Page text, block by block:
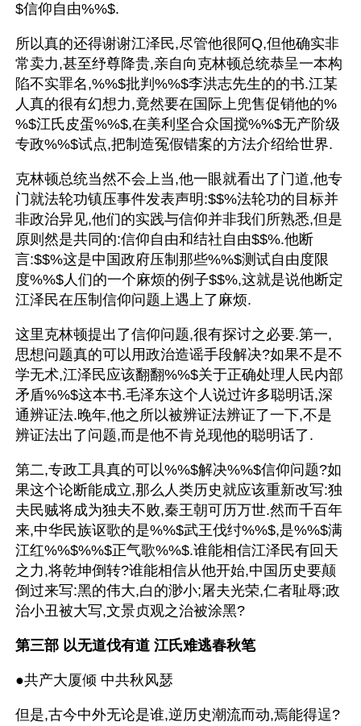
$信仰自由%%$.
所以真的还得谢谢江泽民,尽管他很阿Q,但他确实非
常卖力,甚至纾尊降贵,亲自向克林顿总统恭呈一本构
陷不实罪名,%%$批判%%$李洪志先生的的书.江某
人真的很有幻想力,竟然要在国际上兜售促销他的%
%$江氏皮蛋%%$,在美利坚合众国搅%%$无产阶级
专政%%$试点,把制造冤假错案的方法介绍给世界.
克林顿总统当然不会上当,他一眼就看出了门道,他专
门就法轮功镇压事件发表声明:$$%法轮功的目标并
非政治异见,他们的实践与信仰并非我们所熟悉,但是
原则然是共同的:信仰自由和结社自由$$%.他断
言:$$%这是中国政府压制那些%%$测试自由度限
度%%$人们的一个麻烦的例子$$%,这就是说他断定
江泽民在压制信仰问题上遇上了麻烦.
这里克林顿提出了信仰问题,很有探讨之必要.第一,
思想问题真的可以用政治造谣手段解决?如果不是不
学无术,江泽民应该翻翻%%$关于正确处理人民内部
矛盾%%$这本书.毛泽东这个人说过许多聪明话,深
通辨证法.晚年,他之所以被辨证法辨证了一下,不是
辨证法出了问题,而是他不肯兑现他的聪明话了.
第二,专政工具真的可以%%$解决%%$信仰问题?如
果这个论断能成立,那么人类历史就应该重新改写:独
夫民贼将成为独夫不败,秦王朝可历万世.然而千百年
来,中华民族讴歌的是%%$武王伐纣%%$,是%%$满
江红%%$%%$正气歌%%$.谁能相信江泽民有回天
之力,将乾坤倒转?谁能相信从他开始,中国历史要颠
倒过来写:黑的伟大,白的渺小;屠夫光荣,仁者耻辱;政
治小丑被大写,文景贞观之治被涂黑?
第三部 以无道伐有道 江氏难逃春秋笔
●共产大厦倾 中共秋风瑟
但是,古今中外无论是谁,逆历史潮流而动,焉能得逞?